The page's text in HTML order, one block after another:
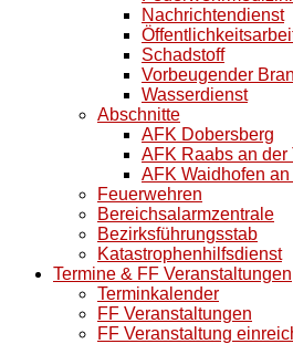
Nachrichtendienst
Schadstoff
Vorbeugender
Wasserdienst
Abschnitte
AFK Dobersberg
AFK Raabs an der
AFK Waidhofen
Feuerwehren
Bereichsalarmzentrale
Bezirksführungsstab
Katastrophenhilfsdienst
Termine & FF Veranstaltungen
Terminkalender
FF Veranstaltungen
FF Veranstaltung